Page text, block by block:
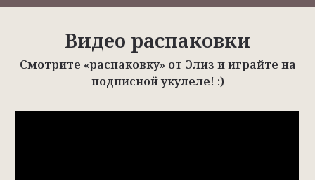
Видео распаковки
Смотрите «распаковку» от Элиз и играйте на
подписной укулеле! :)